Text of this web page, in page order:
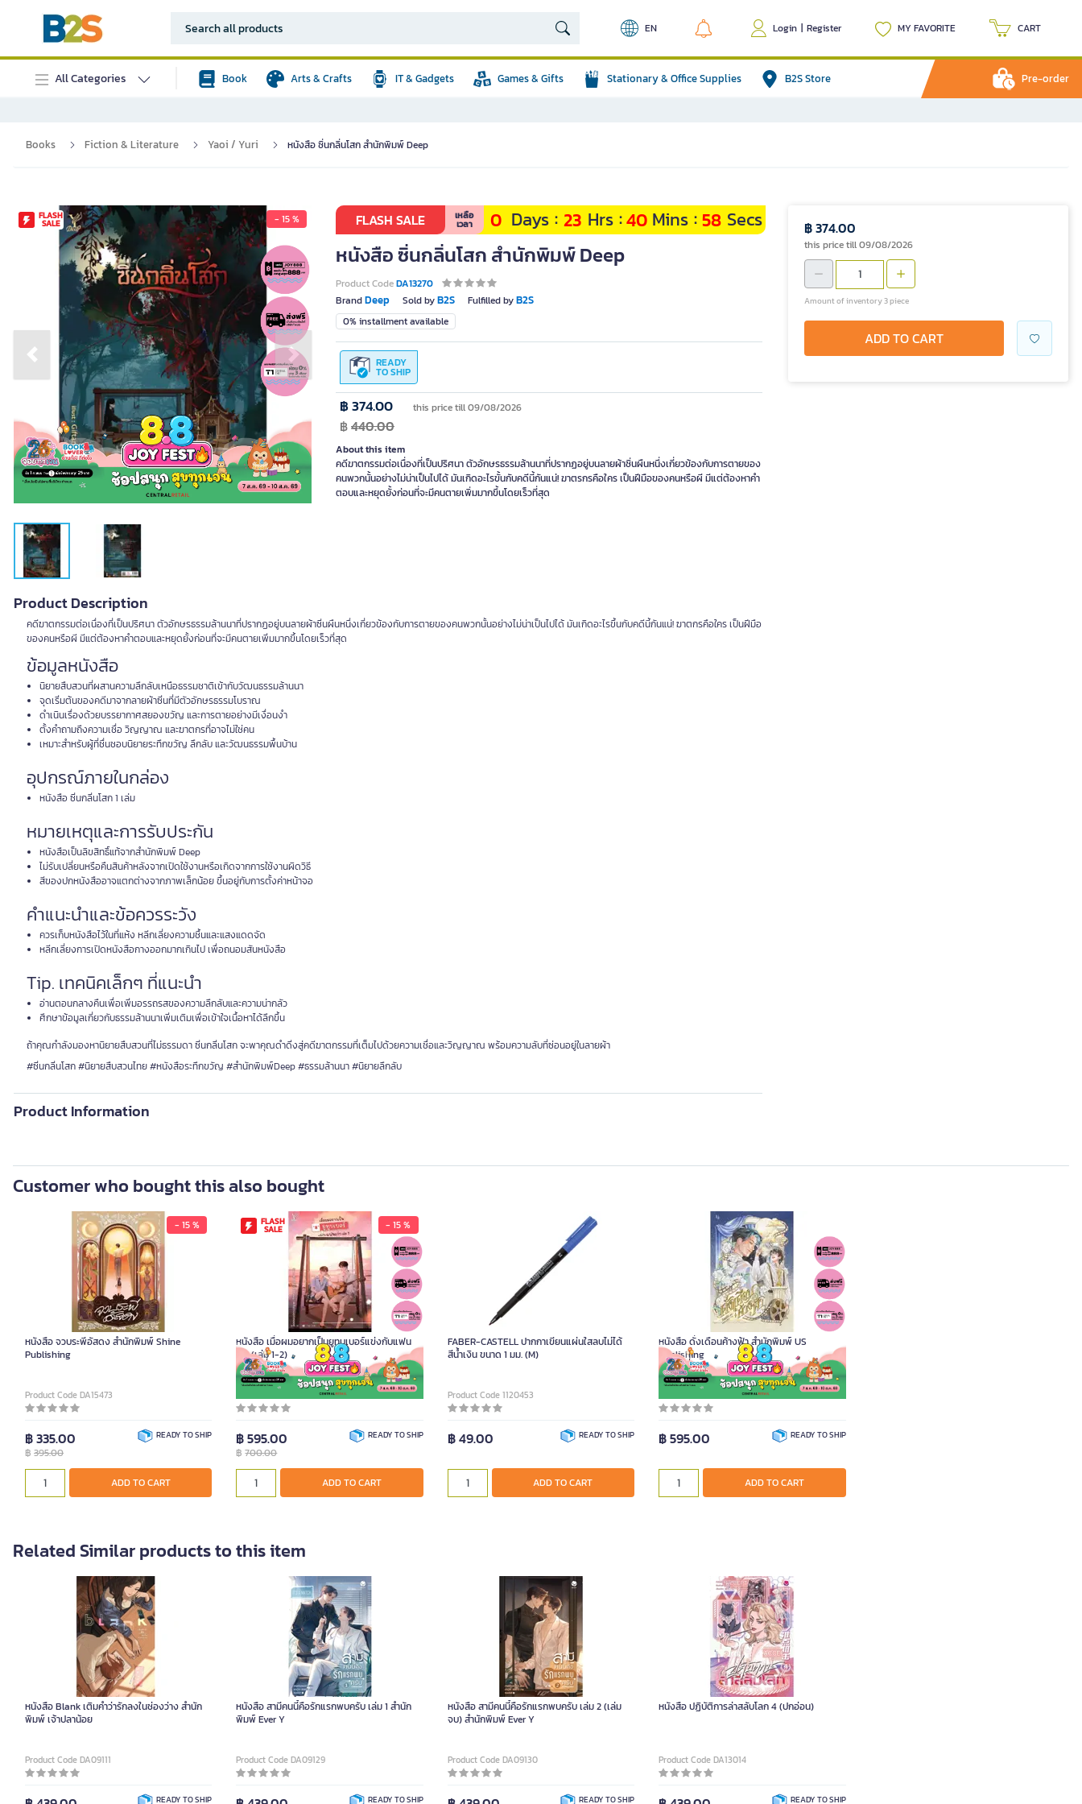
EN Login | Register MY FAVORITE CART
All Categories Book Arts & Crafts IT & Gadgets Games & Gifts Stationary & Office Supplies B2S Store Pre-order
Books Fiction & Literature Yaoi / Yuri หนังสือ ซิ่นกลิ่นโสก สำนักพิมพ์ Deep
FLASH
SALE - 15 %
Previous slide Next slide
FLASH SALE เหลือ
เวลา 0 Days : 23 Hrs :40 Mins : 57 Secs
หนังสือ ซิ่นกลิ่นโสก สำนักพิมพ์ Deep
Product CodeDA13270
BrandDeep Sold byB2S Fulfilled byB2S
0% installment available
READY
TO SHIP
฿ 374.00 this price till 09/08/2026
฿440.00
About this item
คดีฆาตกรรมต่อเนื่องที่เป็นปริศนา ตัวอักษรธรรมล้านนาที่ปรากฏอยู่บนลายผ้าซิ่นผืนหนึ่งเกี่ยวข้องกับการตายของ
คนพวกนั้นอย่างไม่น่าเป็นไปได้ มันเกิดอะไรขั้นกับคดีนี้กันแน่! ฆาตรกรคือใคร เป็นฝีมือของคนหรือผี มีแต่ต้องหาคำ
ตอบและหยุดยั้งก่อนที่จะมีคนตายเพิ่มมากขึ้นโดยเร็วที่สุด
Product Description
คดีฆาตกรรมต่อเนื่องที่เป็นปริศนา ตัวอักษรธรรมล้านนาที่ปรากฏอยู่บนลายผ้าซิ่นผืนหนึ่งเกี่ยวข้องกับการตายของคนพวกนั้นอย่างไม่น่าเป็นไปได้ มันเกิดอะไรขึ้นกับคดีนี้กันแน่! ฆาตกรคือใคร เป็นฝีมือ
ของคนหรือผี มีแต่ต้องหาคำตอบและหยุดยั้งก่อนที่จะมีคนตายเพิ่มมากขึ้นโดยเร็วที่สุด
ข้อมูลหนังสือ
นิยายสืบสวนที่ผสานความลึกลับเหนือธรรมชาติเข้ากับวัฒนธรรมล้านนา
จุดเริ่มต้นของคดีมาจากลายผ้าซิ่นที่มีตัวอักษรธรรมโบราณ
ดำเนินเรื่องด้วยบรรยากาศสยองขวัญ และการตายอย่างมีเงื่อนงำ
ตั้งคำถามถึงความเชื่อ วิญญาณ และฆาตกรที่อาจไม่ใช่คน
เหมาะสำหรับผู้ที่ชื่นชอบนิยายระทึกขวัญ ลึกลับ และวัฒนธรรมพื้นบ้าน
อุปกรณ์ภายในกล่อง
หนังสือ ซิ่นกลิ่นโสก 1 เล่ม
หมายเหตุและการรับประกัน
หนังสือเป็นลิขสิทธิ์แท้จากสำนักพิมพ์ Deep
ไม่รับเปลี่ยนหรือคืนสินค้าหลังจากเปิดใช้งานหรือเกิดจากการใช้งานผิดวิธี
สีของปกหนังสืออาจแตกต่างจากภาพเล็กน้อย ขึ้นอยู่กับการตั้งค่าหน้าจอ
คำแนะนำและข้อควรระวัง
ควรเก็บหนังสือไว้ในที่แห้ง หลีกเลี่ยงความชื้นและแสงแดดจัด
หลีกเลี่ยงการเปิดหนังสือกางออกมากเกินไป เพื่อถนอมสันหนังสือ
Tip. เทคนิคเล็กๆ ที่แนะนำ
อ่านตอนกลางคืนเพื่อเพิ่มอรรถรสของความลึกลับและความน่ากลัว
ศึกษาข้อมูลเกี่ยวกับธรรมล้านนาเพิ่มเติมเพื่อเข้าใจเนื้อหาได้ลึกขึ้น
ถ้าคุณกำลังมองหานิยายสืบสวนที่ไม่ธรรมดา ซิ่นกลิ่นโสก จะพาคุณดำดิ่งสู่คดีฆาตกรรมที่เต็มไปด้วยความเชื่อและวิญญาณ พร้อมความลับที่ซ่อนอยู่ในลายผ้า
#ซิ่นกลิ่นโสก #นิยายสืบสวนไทย #หนังสือระทึกขวัญ #สำนักพิมพ์Deep #ธรรมล้านนา #นิยายลึกลับ
Product Information
฿ 374.00
this price till 09/08/2026
Amount of inventory 3 piece
ADD TO CART
Customer who bought this also bought
- 15 %
หนังสือ จวบระพีอัสดง สำนักพิมพ์ Shine
Publishing
Product Code DA15473
฿ 335.00
฿ 395.00
READY TO SHIP
ADD TO CART
FLASH
SALE - 15 %
หนังสือ เมื่อผมอยากเป็นยูทูบเบอร์แข่งกับแฟน
เก่า (เล่ม 1-2)
Product Code DA08016
฿ 595.00
฿700.00
READY TO SHIP
ADD TO CART
FABER-CASTELL ปากกาเขียนแผ่นใสลบไม่ได้
สีน้ำเงิน ขนาด 1 มม. (M)
Product Code 1120453
฿ 49.00 READY TO SHIP
ADD TO CART
หนังสือ ดั่งเดือนค้างฟ้า สำนักพิมพ์ US
Publishing
Product Code DA16144
฿ 595.00 READY TO SHIP
ADD TO CART
Related Similar products to this item
หนังสือ Blank เติมคำว่ารักลงในช่องว่าง สำนัก
พิมพ์ เจ้าปลาน้อย
Product Code DA09111
READY TO SHIP
หนังสือ สามีคนนี้คือรักแรกพบครับ เล่ม 1 สำนัก
พิมพ์ Ever Y
Product Code DA09129
READY TO SHIP
หนังสือ สามีคนนี้คือรักแรกพบครับ เล่ม 2 (เล่ม
จบ) สำนักพิมพ์ Ever Y
Product Code DA09130
READY TO SHIP
หนังสือ ปฏิบัติการล่าสลับโลก 4 (ปกอ่อน)
Product Code DA13014
READY TO SHIP